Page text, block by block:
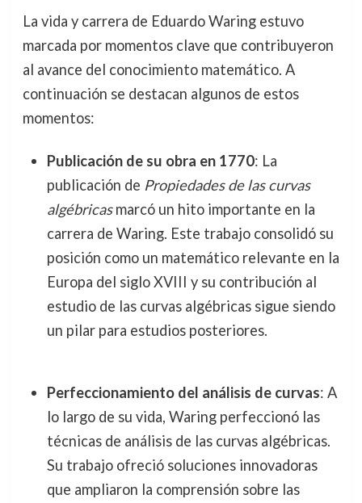
La vida y carrera de Eduardo Waring estuvo
marcada por momentos clave que contribuyeron
al avance del conocimiento matemático. A
continuación se destacan algunos de estos
momentos:
Publicación de su obra en 1770: La
publicación de Propiedades de las curvas
algébricasmarcó un hito importante en la
carrera de Waring. Este trabajo consolidó su
posición como un matemático relevante en la
Europa del siglo XVIII y su contribución al
estudio de las curvas algébricas sigue siendo
un pilar para estudios posteriores.
Perfeccionamiento del análisis de curvas: A
lo largo de su vida, Waring perfeccionó las
técnicas de análisis de las curvas algébricas.
Su trabajo ofreció soluciones innovadoras
que ampliaron la comprensión sobre las